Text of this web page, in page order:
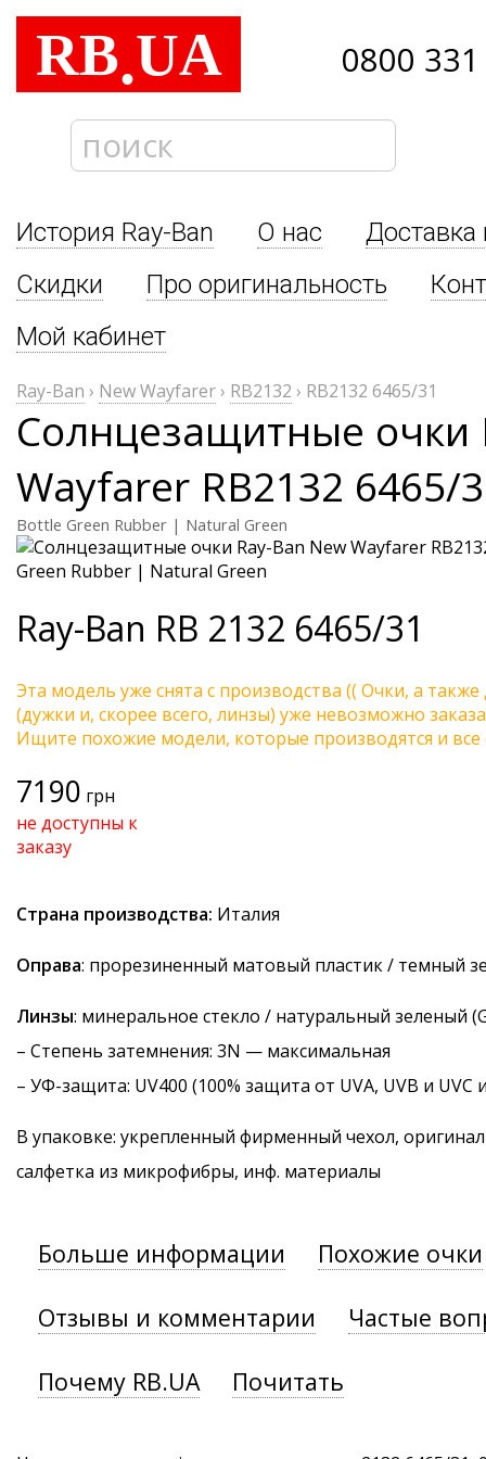
RB.UA 0800
История Ray-Ban О нас
Доставка
Скидки
Про оригинальность
Мой кабинет
Ray-Ban › New Wayfarer› RB2132 › RB2132 6465/31
Солнцезащитные очки
Wayfarer RB2132 6465/
Bottle Green Rubber | Natural Green
Ray-Ban RB 2132 6465/31
Эта модель уже снята с производства (( Очки, а
(дужки и, скорее всего, линзы) уже невозможно
Ищите похожие модели, которые производятся и
7190 грн
не доступны к
заказу
Страна производства: Италия
Оправа: прорезиненный матовый пластик / темный
Линзы: минеральное стекло / натуральный зеленый
– Степень затемнения: 3N — максимальная
– УФ-защита: UV400 (100% защита от UVA, UVB и UVC
В упаковке: укрепленный фирменный чехол,
салфетка из микрофибры, инф. материалы
Больше информации Похожие очки
Отзывы и комментарии Частые
Почему RB.UA Почитать